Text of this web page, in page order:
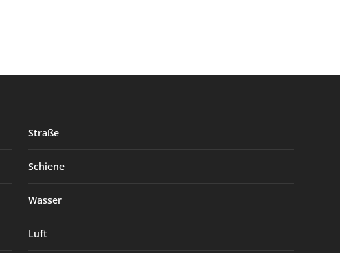
Straße
Schiene
Wasser
Luft